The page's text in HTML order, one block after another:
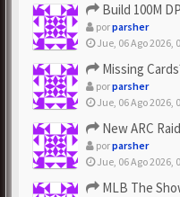
Build 100M DPS
porparsher
Jue, 06 Ago 2026,
Missing Cards? Buy
porparsher
Jue, 06 Ago 2026,
New ARC Raiders
porparsher
Jue, 06 Ago 2026,
MLB The Show 26